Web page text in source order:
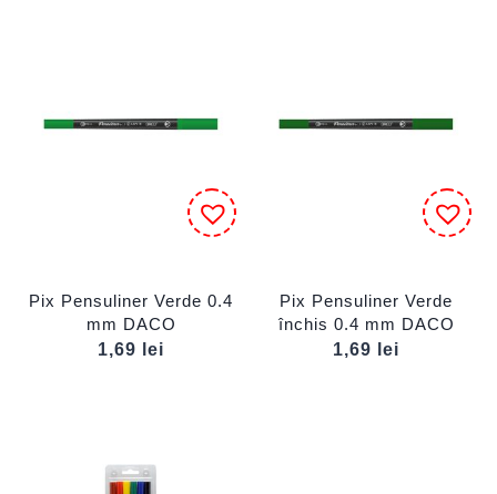
Pix Pensuliner Verde 0.4
mm DACO
1,69
lei
Pix Pensuliner Verde
închis 0.4 mm DACO
1,69
lei